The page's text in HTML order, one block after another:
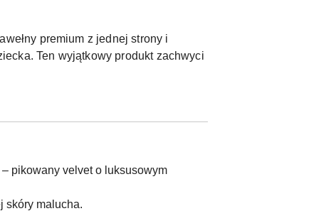
premium z jednej strony i
Ten wyjątkowy produkt zachwyci
pikowany velvet o luksusowym
skóry malucha.